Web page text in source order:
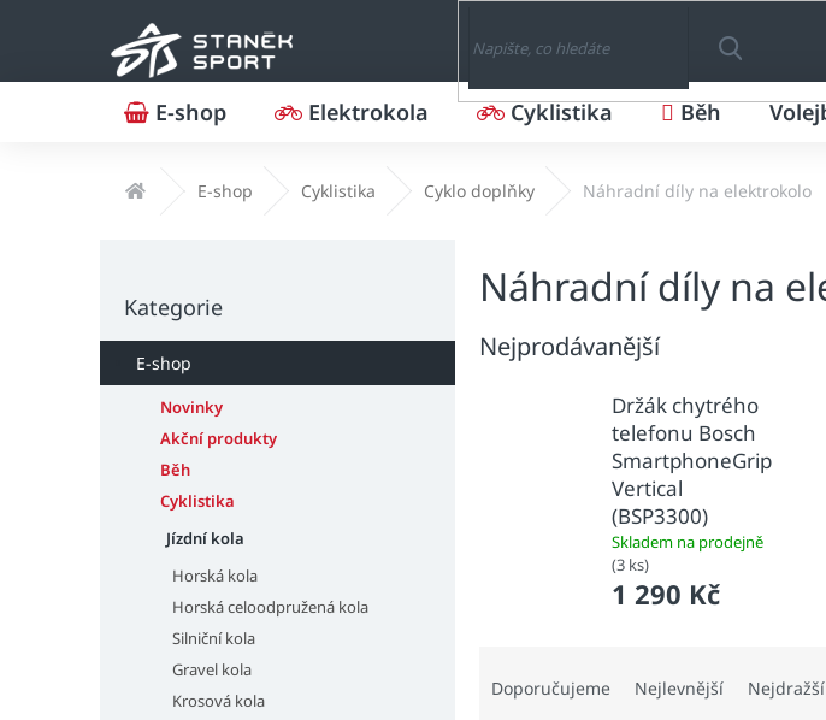
HLEDAT
E-shop Elektrokola Cyklistika Běh
Domů E-shop Cyklistika Cyklo doplňky Náhradní díly na elektrokolo
a
kategorie
Kategorie
E-shop
Novinky
Akční produkty
Běh
Cyklistika
Jízdní kola
Horská kola
Horská celoodpružená kola
Silniční kola
Gravel kola
Krosová kola
Náhradní díly na
Nejprodávanější
Držák chytrého
telefonu Bosch
SmartphoneGrip
Vertical
(BSP3300)
Skladem na prodejně
(3 ks)
1 290 Kč
Doporučujeme Nejlevnější Nejdražší